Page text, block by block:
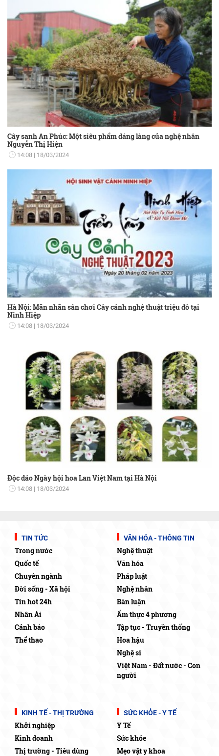
Cây sanh An Phúc: Một siêu phẩm dáng làng của nghệ nhân
Nguyễn Thị Hiện
14:08 18/03/2024
Hà Nội: Mãn nhãn sân chơi Cây cảnh nghệ thuật triệu đô tại
Ninh Hiệp
14:08 18/03/2024
Độc đáo Ngày hội hoa Lan Việt Nam tại Hà Nội
14:08 18/03/2024
TIN TỨC
Trong nước
Quốc tế
Chuyên ngành
Đời sống - Xã hội
Tin hot 24h
Nhân Ái
Cảnh báo
Thể thao
VĂN HÓA - THÔNG TIN
Nghệ thuật
Văn hóa
Pháp luật
Nghệ nhân
Bàn luận
Ẩm thực 4 phương
Tập tục - Truyền thống
Hoa hậu
Nghệ sĩ
Việt Nam - Đất nước - Con
người
KINH TẾ - THỊ TRƯỜNG
Khởi nghiệp
Kinh doanh
Thị trường - Tiêu dùng
SỨC KHỎE - Y TẾ
Y Tế
Sức khỏe
Mẹo vặt y khoa